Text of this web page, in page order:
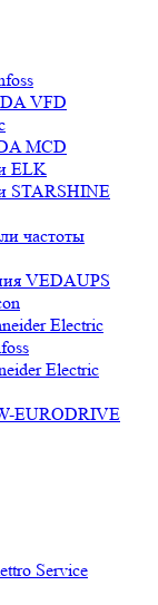
VFD
MCD
ELK
STARSHINE
частоты
VEDAUPS
Electric
Electric
EURODRIVE
Service